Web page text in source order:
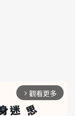
arrow_forward_ios 觀看更多